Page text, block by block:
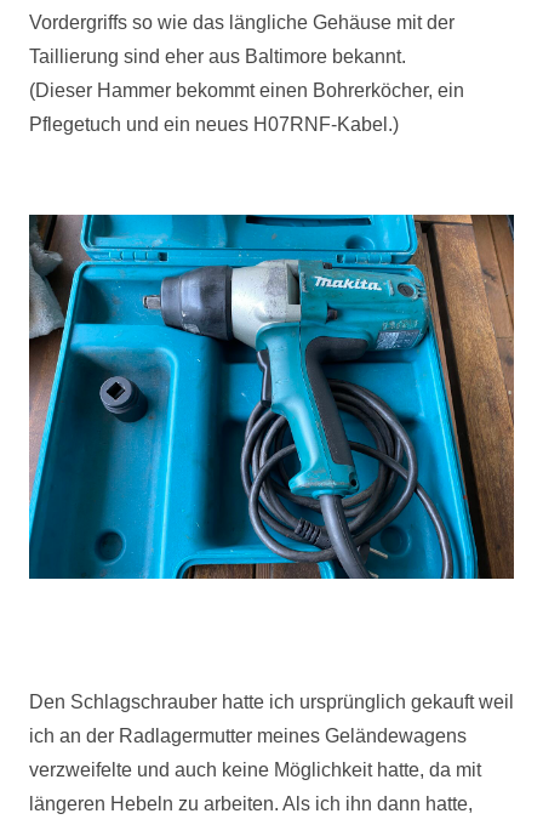
Vordergriffs so wie das längliche Gehäuse mit der
Taillierung sind eher aus Baltimore bekannt.
(Dieser Hammer bekommt einen Bohrerköcher, ein
Pflegetuch und ein neues H07RNF-Kabel.)
Den Schlagschrauber hatte ich ursprünglich gekauft weil
ich an der Radlagermutter meines Geländewagens
verzweifelte und auch keine Möglichkeit hatte, da mit
längeren Hebeln zu arbeiten. Als ich ihn dann hatte,